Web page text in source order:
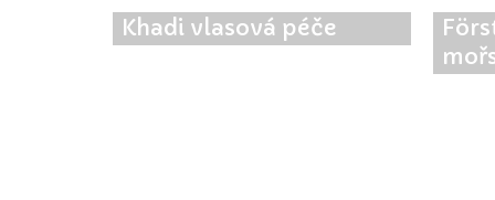
Khadi vlasová péče